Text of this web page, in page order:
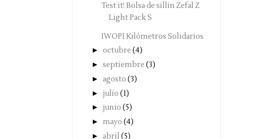
Test it! Bolsa de sillin Zefal Z
Light Pack S
IWOPI Kilómetros Solidarios
► octubre (4)
► septiembre (3)
► agosto (3)
► julio (1)
► junio (5)
► mayo (4)
► abril (5)